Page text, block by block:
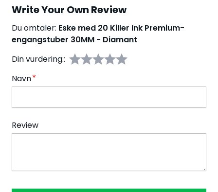
Write Your Own Review
Du omtaler: Eske med 20 Killer Ink Premium-
engangstuber 30MM - Diamant
Din vurdering::
Navn
Review